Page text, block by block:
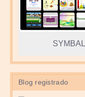
Blog registrado